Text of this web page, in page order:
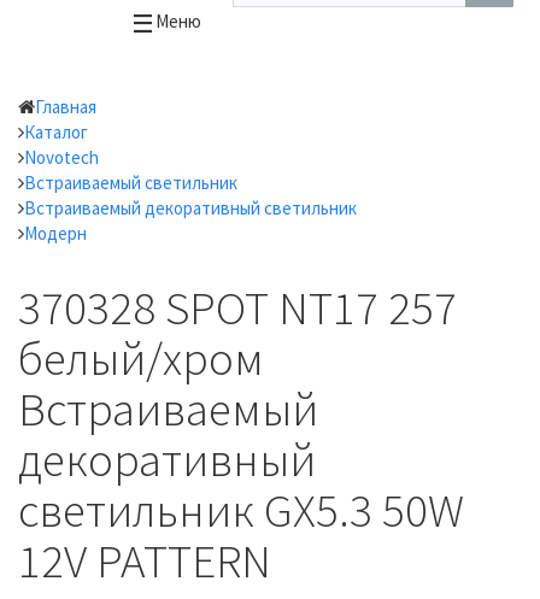
Меню
Главная
Каталог
Novotech
Встраиваемый светильник
Встраиваемый декоративный светильник
Модерн
370328 SPOT NT17 257
белый/хром
Встраиваемый
декоративный
светильник GX5.3 50W
12V PATTERN